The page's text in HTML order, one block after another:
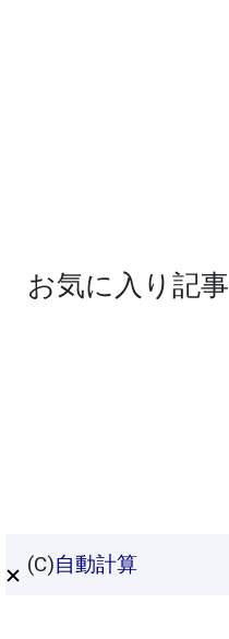
お気に入り記事
(C)自動計算